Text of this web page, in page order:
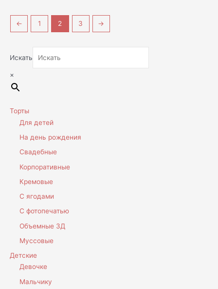
← 1 2 3 →
Искать
×
Торты
Для детей
На день рождения
Свадебные
Корпоративные
Кремовые
С ягодами
С фотопечатью
Объемные 3Д
Муссовые
Детские
Девочке
Мальчику